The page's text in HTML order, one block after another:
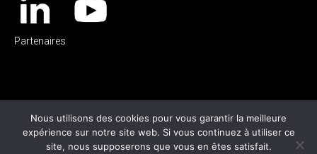
Partenaires
Nous utilisons des cookies pour vous garantir la meilleure
expérience sur notre site web. Si vous continuez à utiliser ce
site, nous supposerons que vous en êtes satisfait.